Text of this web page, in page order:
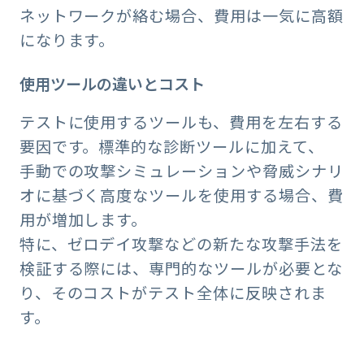
ネットワークが絡む場合、費用は一気に高額
になります。
使用ツールの違いとコスト
テストに使用するツールも、費用を左右する
要因です。標準的な診断ツールに加えて、
手動での攻撃シミュレーションや脅威シナリ
オに基づく高度なツールを使用する場合、費
用が増加します。
特に、ゼロデイ攻撃などの新たな攻撃手法を
検証する際には、専門的なツールが必要とな
り、そのコストがテスト全体に反映されま
す。